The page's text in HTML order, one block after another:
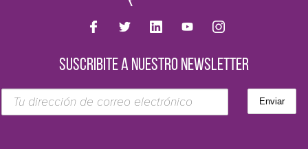
SUSCRIBITE A NUESTRO NEWSLETTER